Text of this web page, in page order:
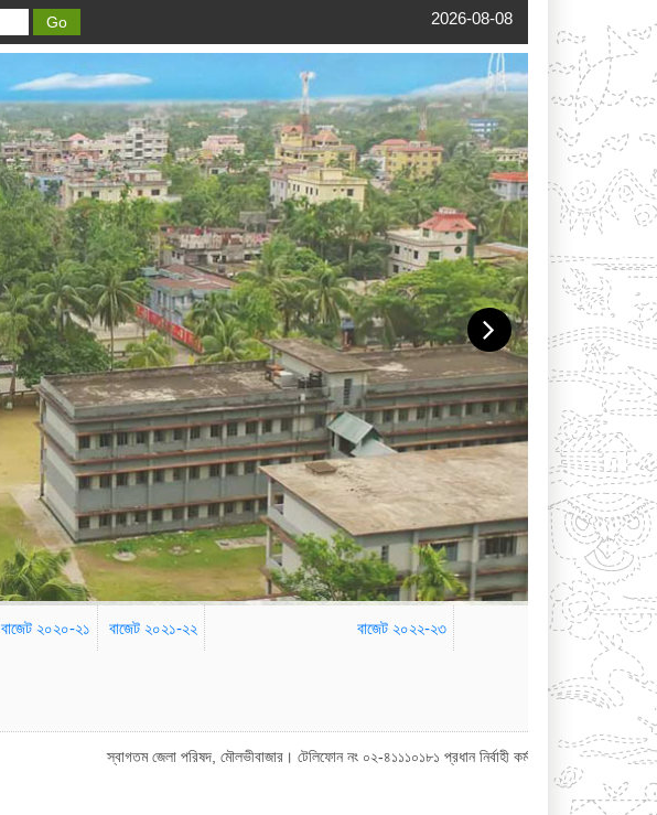
2026-08-08
বাজেট ২০২০-২১ বাজেট ২০২১-২২ বাজেট ২০২২-২৩
স্বাগতম জেলা পরিষদ, মৌলভীবাজার। টেলিফোন নং ০২-৪১১১০১৮১ প্রধান নির্বাহী কর্মকর্তা অফিস : ০২-৪১১১০১৮০ জেলা